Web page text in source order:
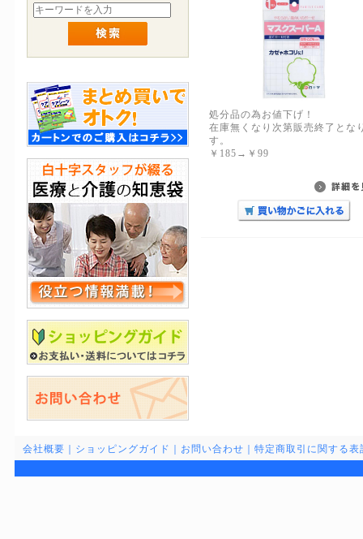
処分品の為お値下げ！
在庫無くなり次第販売終了とな
す。
￥185→￥99
会社概要 ショッピングガイド お問い合わせ 特定商取引に関する表